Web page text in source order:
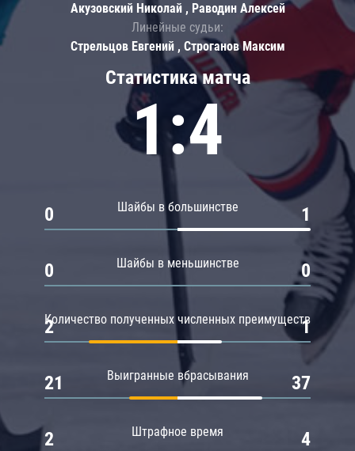
Статистика матча
1:4
Шайбы в большинстве
0 1
Шайбы в меньшинстве
0 0
Количество полученных численных преимуществ
2 1
Выигранные вбрасывания
21 37
Штрафное время
2 4
Акузовский Николай , Раводин Алексей
Линейные судьи:
Стрельцов Евгений , Строганов Максим